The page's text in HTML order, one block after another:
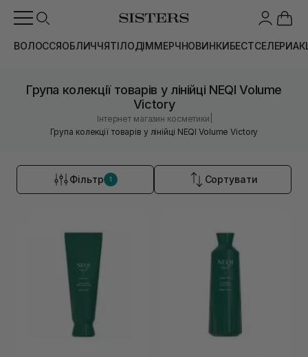
ВОЛОССЯОБЛИЧЧЯТІЛОДІММЕРЧНОВИНКИБЕСТСЕЛЕРИ
Група колекції товарів у лінійці NEQI Volume
Victory
Інтернет магазин косметики
Група колекції товарів у лінійці NEQI Volume Victory
Фільтр 1 Сортувати